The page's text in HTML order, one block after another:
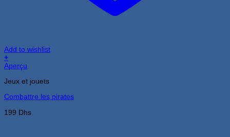
Add to wishlist
+
Aperçu
Jeux et jouets
Combattre les pirates
199 Dhs